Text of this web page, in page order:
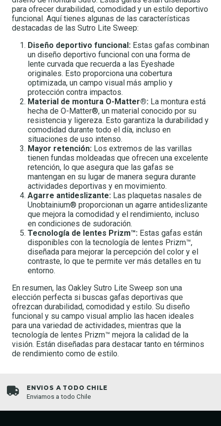
para ofrecer durabilidad, comodidad y un estilo deportivo
funcional. Aquí tienes algunas de las características
destacadas de las Sutro Lite Sweep:
Diseño deportivo funcional: Estas gafas combinan
un diseño deportivo funcional con una forma de
lente curvada que recuerda a las Eyeshade
originales. Esto proporciona una cobertura
optimizada, un campo visual más amplio y
protección contra impactos.
Material de montura O-Matter®: La montura está
hecha de O-Matter®, un material conocido por su
resistencia y ligereza. Esto garantiza la durabilidad y
comodidad durante todo el día, incluso en
situaciones de uso intenso.
Mayor retención: Los extremos de las varillas
tienen fundas moldeadas que ofrecen una excelente
retención, lo que asegura que las gafas se
mantengan en su lugar de manera segura durante
actividades deportivas y en movimiento.
Agarre antideslizante: Las plaquetas nasales de
Unobtainium® proporcionan un agarre antideslizante
que mejora la comodidad y el rendimiento, incluso
en condiciones de sudoración.
Tecnología de lentes Prizm™: Estas gafas están
disponibles con la tecnología de lentes Prizm™,
diseñada para mejorar la percepción del color y el
contraste, lo que te permite ver más detalles en tu
entorno.
En resumen, las Oakley Sutro Lite Sweep son una
elección perfecta si buscas gafas deportivas que
ofrezcan durabilidad, comodidad y estilo. Su diseño
funcional y su campo visual amplio las hacen ideales
para una variedad de actividades, mientras que la
tecnología de lentes Prizm™ mejora la calidad de la
visión. Están diseñadas para destacar tanto en términos
de rendimiento como de estilo.
ENVIOS A TODO CHILE
Enviamos a todo Chile